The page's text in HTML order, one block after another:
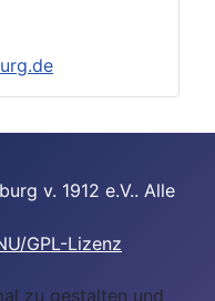
v. 1912 e.V.. Alle
GPL-Lizenz
zu gestalten und